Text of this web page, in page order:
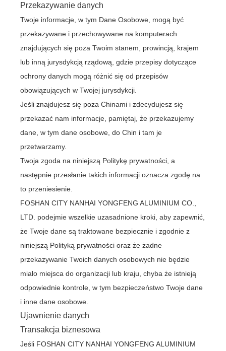
Przekazywanie danych
Twoje informacje, w tym Dane Osobowe, mogą być
przekazywane i przechowywane na komputerach
znajdujących się poza Twoim stanem, prowincją, krajem
lub inną jurysdykcją rządową, gdzie przepisy dotyczące
ochrony danych mogą różnić się od przepisów
obowiązujących w Twojej jurysdykcji.
Jeśli znajdujesz się poza Chinami i zdecydujesz się
przekazać nam informacje, pamiętaj, że przekazujemy
dane, w tym dane osobowe, do Chin i tam je
przetwarzamy.
Twoja zgoda na niniejszą Politykę prywatności, a
następnie przesłanie takich informacji oznacza zgodę na
to przeniesienie.
FOSHAN CITY NANHAI YONGFENG ALUMINIUM CO.,
LTD. podejmie wszelkie uzasadnione kroki, aby zapewnić,
że Twoje dane są traktowane bezpiecznie i zgodnie z
niniejszą Polityką prywatności oraz że żadne
przekazywanie Twoich danych osobowych nie będzie
miało miejsca do organizacji lub kraju, chyba że istnieją
odpowiednie kontrole, w tym bezpieczeństwo Twoje dane
i inne dane osobowe.
Ujawnienie danych
Transakcja biznesowa
Jeśli FOSHAN CITY NANHAI YONGFENG ALUMINIUM